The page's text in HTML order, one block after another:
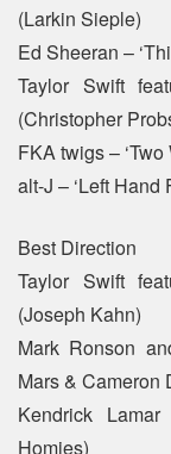
(Larkin Sieple)
Ed Sheeran –
Taylor Swift
(Christopher
FKA twigs –
alt-J – ‘Left Hand
Best Direction
Taylor Swift
(Joseph Kahn)
Mark Ronson
Mars & Cameron
Kendrick
Homies)